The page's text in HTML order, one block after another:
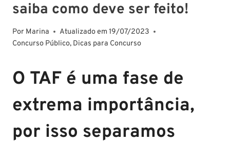
saiba como deve ser feito!
Por Marina Atualizado em 19/07/2023
Concurso Público, Dicas para Concurso
O TAF é uma fase de
extrema importância,
por isso separamos